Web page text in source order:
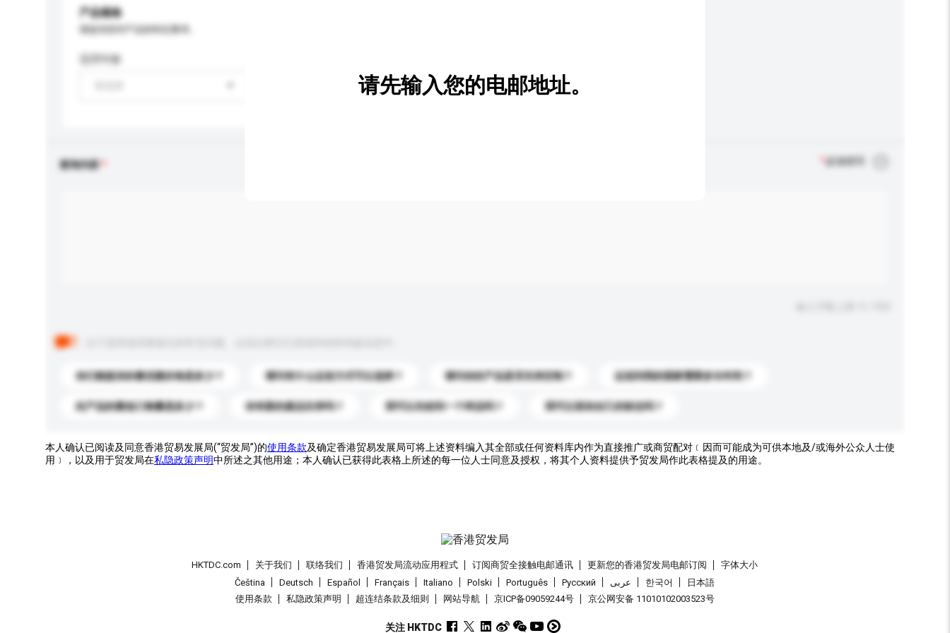
产品规格
适用年龄
新增/删除选项
查询内容 必须填写
你们能提供的最优惠价格是多少？ 请问有什么运送方式可以选择？ 请问你的产品是否支持定制？ 运送到我的国家需要多长时间？
此产品的最低订购量是多少？ 你有新的產品目录吗？ 我可以先收到一个样品吗？ 我可以添加自己的标志吗？
请先输入您的电邮地址。
本人确认已阅读及同意香港贸易发展局(“贸发局”)的使用条款及确定香港贸易发展局可将上述资料编入其全部或任何资料库内作为直接推广或商贸配对﹝因而可能成为可供本地及/或海外公众人士使
用﹞，以及用于贸发局在私隐政策声明中所述之其他用途；本人确认已获得此表格上所述的每一位人士同意及授权，将其个人资料提供予贸发局作此表格提及的用途。
HKTDC.com 关于我们 联络我们 香港贸发局流动应用程式 订阅商贸全接触电邮通讯 更新您的香港贸发局电邮订阅
字体大小
Čeština
Deutsch Español Français Italiano Polski Português Pусский عربى 한국어
日本語
使用条款
私隐政策声明 超连结条款及细则 网站导航 京ICP备09059244号 京公网安备 11010102003523号
关注 HKTDC